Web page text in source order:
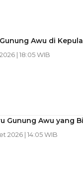
Awu di
| 18:05 WIB
Gunung Awu yang
2026 | 14:05 WIB